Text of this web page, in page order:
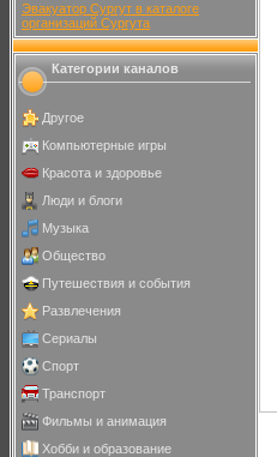
Эвакуатор Сургут в каталоге
организаций Сургута
Категории каналов
Другое
Компьютерные игры
Красота и здоровье
Люди и блоги
Музыка
Общество
Путешествия и события
Развлечения
Сериалы
Спорт
Транспорт
Фильмы и анимация
Хобби и образование